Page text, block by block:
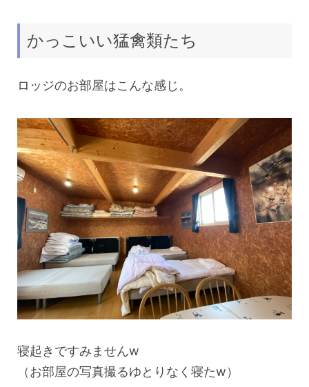
かっこいい猛禽類たち
ロッジのお部屋はこんな感じ。
寝起きですみませんw
（お部屋の写真撮るゆとりなく寝たw）